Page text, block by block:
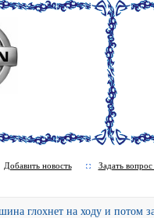
Добавить новость Задать
глохнет на ходу и потом